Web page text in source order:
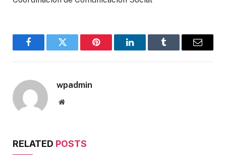
FacebookTwitter Pinterest LinkedInTumblr Email
wpadmin
Website
RELATED POSTS